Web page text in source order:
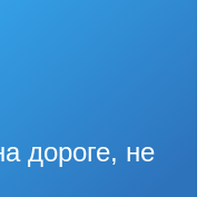
дороге, не